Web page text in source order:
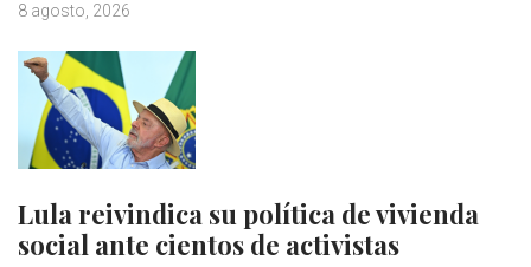
8 agosto, 2026
Lula reivindica su política de vivienda
social ante cientos de activistas